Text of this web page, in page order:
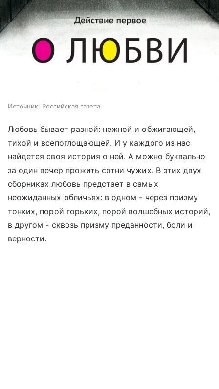
Источник: Российская газета
Любовь бывает разной: нежной и обжигающей,
тихой и всепоглощающей. И у каждого из нас
найдется своя история о ней. А можно буквально
за один вечер прожить сотни чужих. В этих двух
сборниках любовь предстает в самых
неожиданных обличьях: в одном - через призму
тонких, порой горьких, порой волшебных историй,
в другом - сквозь призму преданности, боли и
верности.